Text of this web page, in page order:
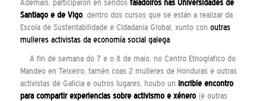
Ademais, participaron en sendos faladoiros nas Universidades de
Santiagoe de Vigo, dentro dos cursos que se están a realizar da
Escola de Sustentabilidade e Cidadanía Global, xunto con outras
mulleres activistas da economía social galega.
A fin de semana do 7 e o 8 de maio, no Centro Etnogŕafico do
Mandeo en Teixeiro, tamén coas 2 mulleres de Honduras e outras
activistas de Galicia e outros lugares, houbo un incrible encontro
para compartir experiencias sobre activismo e xénero(e outras